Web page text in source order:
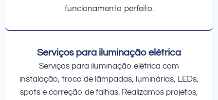
funcionamento perfeito.
Serviços para iluminação elétrica
Serviços para iluminação elétrica com
instalação, troca de lâmpadas, luminárias, LEDs,
spots e correção de falhas. Realizamos projetos,